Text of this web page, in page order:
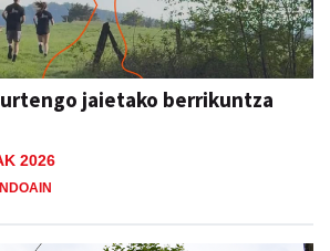
jaietako berrikuntza
2026